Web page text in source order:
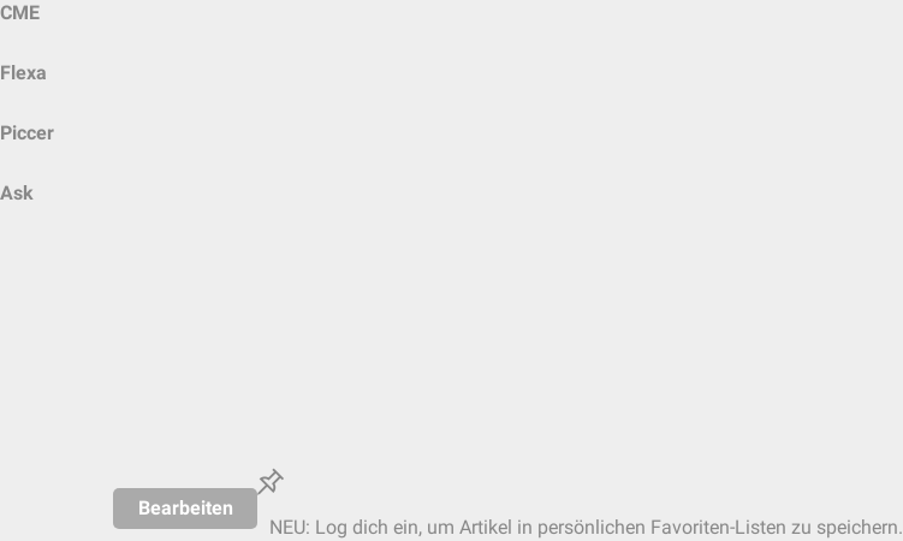
CME
Flexa
Piccer
Ask
Bearbeiten
NEU: Log dich ein, um Artikel in persönlichen Favoriten-Listen zu speichern.